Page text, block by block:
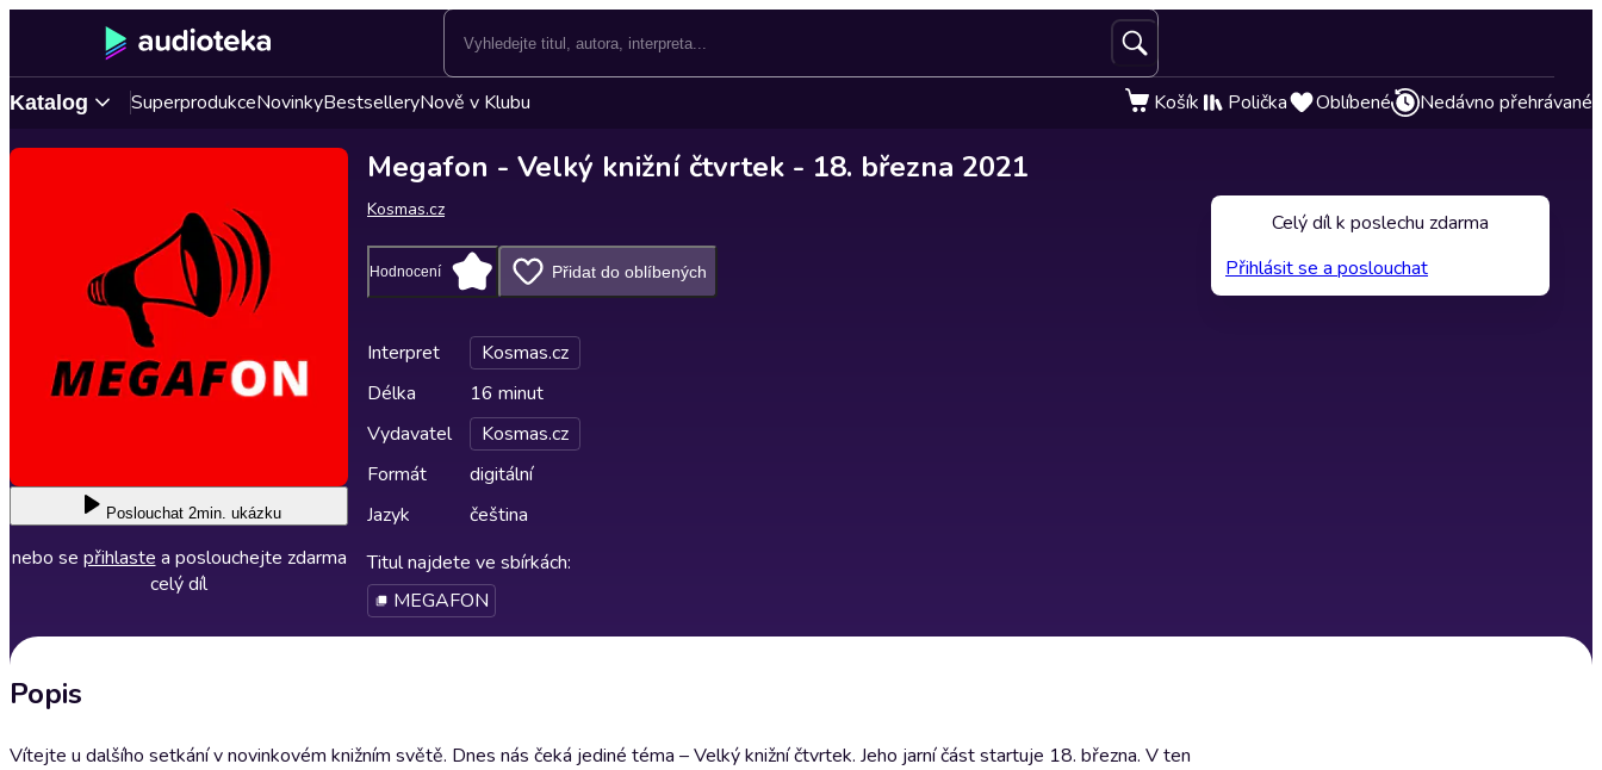
Katalog SuperprodukceNovinkyBestselleryNově v Klubu Košík Polička Oblíbené Nedávno přehrávané
Poslouchat 2min. ukázku
nebo se přihlaste a poslouchejte zdarma
celý díl
Megafon - Velký knižní čtvrtek - 18. března 2021
Kosmas.cz
Hodnocení Přidat do oblíbených
Interpret
Kosmas.cz
Délka
16 minut
Vydavatel
Kosmas.cz
Formát
digitální
Jazyk
čeština
Titul najdete ve sbírkách:
MEGAFON
Popis
Vítejte u dalšího setkání v novinkovém knižním světě. Dnes nás čeká jediné téma – Velký knižní čtvrtek. Jeho jarní část startuje 18. března. V ten
Celý díl k poslechu zdarma
Přihlásit se a poslouchat